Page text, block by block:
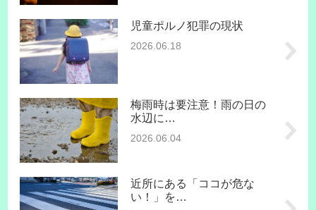
児童ポルノ犯罪の現状
2026.06.18
梅雨時は要注意！雨の日の
水辺に…
2026.06.04
近所にある「ココが危な
い！」を…